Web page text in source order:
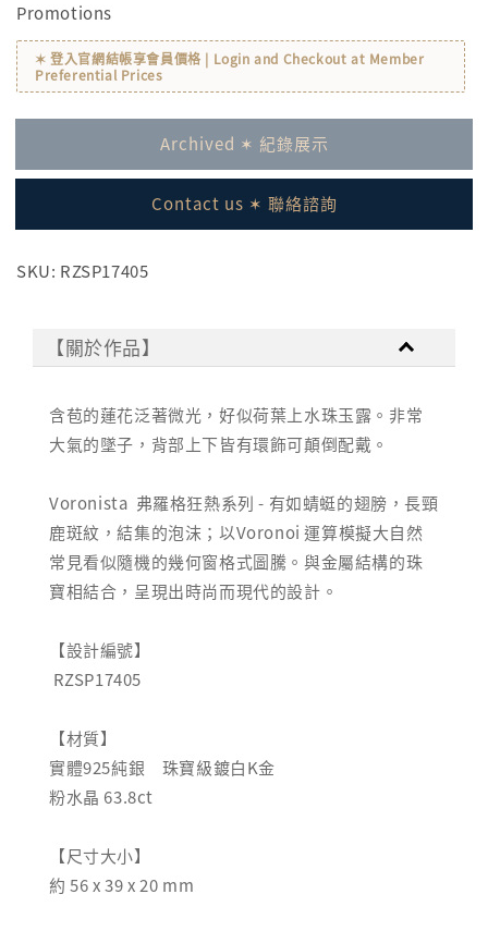
Promotions
✶ 登入官網結帳享會員價格 | Login and Checkout at Member
Preferential Prices
Archived ✶ 紀錄展示
Contact us ✶ 聯絡諮詢
SKU: RZSP17405
【關於作品】
含苞的蓮花泛著微光，好似荷葉上水珠玉露。非常
大氣的墜子，背部上下皆有環飾可顛倒配戴。
Voronista 弗羅格狂熱系列 - 有如蜻蜓的翅膀，長頸
鹿斑紋，結集的泡沫；以Voronoi 運算模擬大自然
常見看似隨機的幾何窗格式圖騰。與金屬結構的珠
寶相結合，呈現出時尚而現代的設計。
【設計編號】
RZSP17405
【材質】
實體925純銀 珠寶級鍍白K金
粉水晶 63.8ct
【尺寸大小】
約 56 x 39 x 20 mm